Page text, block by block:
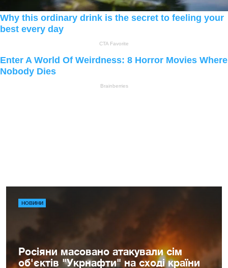
НОВИНИ
Росіяни масовано атакували сім
об'єктів "Укрнафти" на сході країни